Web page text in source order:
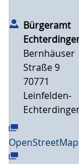
Bürgeramt
Bernhäuser
Straße 9
70771
Leinfelden-
OpenStreetMap